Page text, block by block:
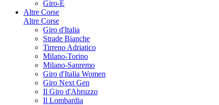
Giro-E
Altre Corse
Altre Corse
Giro d'Italia
Strade Bianche
Tirreno Adriatico
Milano-Torino
Milano-Sanremo
Giro d'Italia Women
Giro Next Gen
Il Giro d'Abruzzo
Il Lombardia